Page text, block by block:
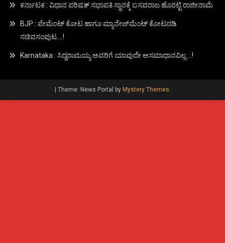
ಕರ್ನಾಟಕ : ವಿಧಾನ ಪರಿಷತ್ ಸಭಾಪತಿ ಸ್ಥಾನಕ್ಕೆ ಬಸವರಾಜ ಹೊರಟ್ಟಿ ರಾಜೀನಾಮೆ
BJP : ಪೇಮೆಂಟ್ ಕೋಟ ಹಾಗೂ ಮ್ಯಾನೇಜ್‍ಮೆಂಟ್ ಕೋಟದಡಿ
ಸಚಿವಸಂಪುಟ….!
Karnataka : ಸಿದ್ದರಾಮಯ್ಯ ಅವರಿಗೆ ಯಾವುದೇ ಅಸಮಾಧಾನವಿಲ್ಲ….!
| Theme: News Portal by Mystery Themes